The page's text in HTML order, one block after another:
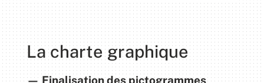
La charte graphique
— Finalisation des pictogrammes